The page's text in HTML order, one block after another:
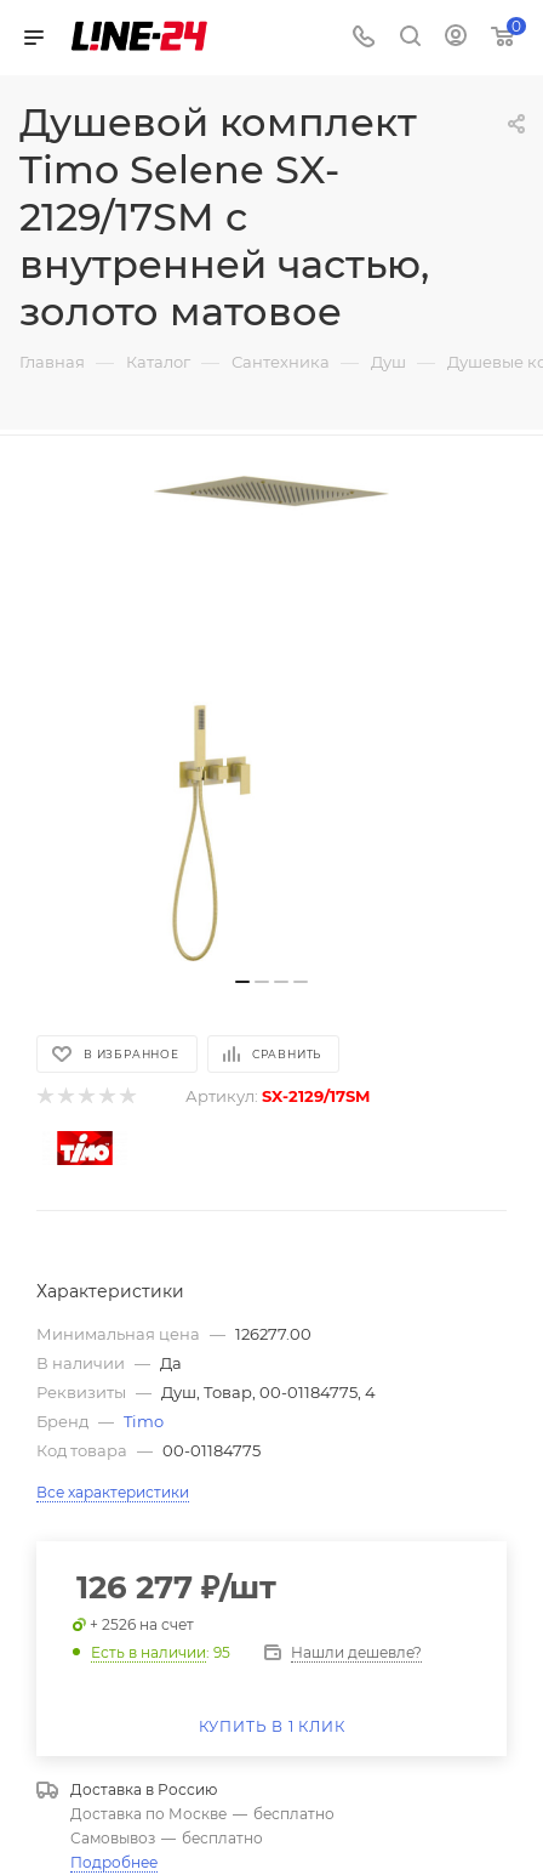
0
Душевой комплект
Timo Selene SX-
2129/17SM с
внутренней частью,
золото матовое
Главная — Каталог — Сантехника — Душ — Душевые
В ИЗБРАННОЕ СРАВНИТЬ
Артикул: SX-2129/17SM
Характеристики
Минимальная цена — 126277.00
В наличии — Да
Реквизиты — Душ, Товар, 00-01184775, 4
Бренд — Timo
Код товара — 00-01184775
Все характеристики
126 277 ₽/шт
+ 2526 на счет
Есть в наличии: 95 Нашли дешевле?
КУПИТЬ В 1 КЛИК
Доставка в Россию
Доставка по Москве — бесплатно
Самовывоз — бесплатно
Подробнее